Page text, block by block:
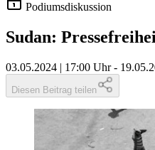
Podiumsdiskussion
Sudan:
03.05.2024 | 17:00 Uhr-
Diesen Beitrag teilen